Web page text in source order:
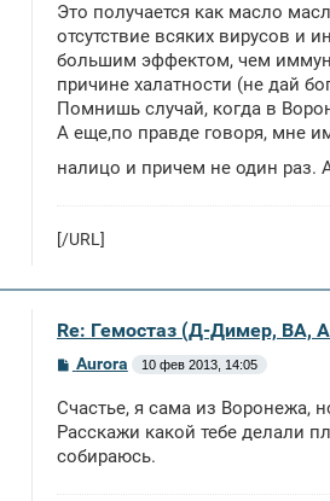
Это получается как масло
отсутствие всяких вирусов и
большим эффектом, чем
причине халатности (не дай
Помнишь случай, когда в
А еще,по правде говоря, мне
налицо и причем не один раз.
[/URL]
Re: Гемостаз (Д-Димер, ВА,
С
б
щ
н
Aurora 10 фев 2013, 14:05
Счастье, я сама из Воронежа,
Расскажи какой тебе делали
собираюсь.